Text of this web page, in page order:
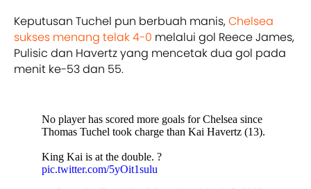
Keputusan Tuchel pun berbuah manis,Chelsea
sukses menang telak 4-0 melalui gol Reece James,
Pulisic dan Havertz yang mencetak dua gol pada
menit ke-53 dan 55.
No player has scored more goals for Chelsea since
Thomas Tuchel took charge than Kai Havertz (13).
King Kai is at the double. ?
pic.twitter.com/5yOit1sulu